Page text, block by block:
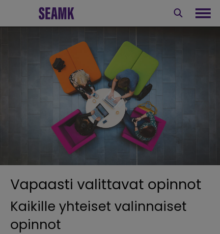
Vapaasti valittavat opinnot
Kaikille yhteiset valinnaiset
opinnot